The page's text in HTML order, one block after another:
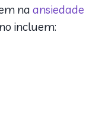
na ansiedade
incluem: